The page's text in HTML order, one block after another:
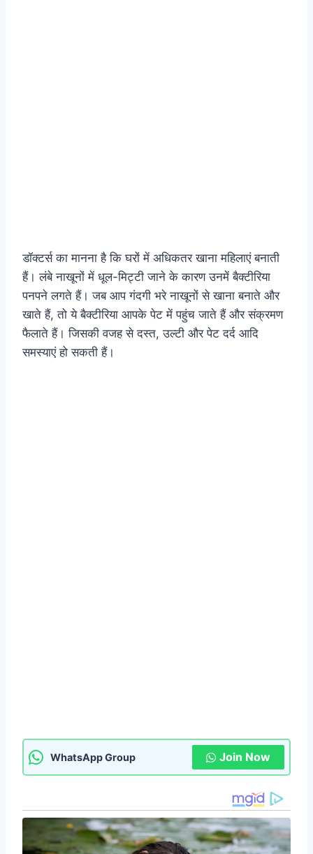
डॉक्टर्स का मानना है कि घरों में अधिकतर खाना महिलाएं बनाती
हैं। लंबे नाखूनों में धूल-मिट्टी जाने के कारण उनमें बैक्टीरिया
पनपने लगते हैं। जब आप गंदगी भरे नाखूनों से खाना बनाते और
खाते हैं, तो ये बैक्टीरिया आपके पेट में पहुंच जाते हैं और संक्रमण
फैलाते हैं। जिसकी वजह से दस्त, उल्टी और पेट दर्द आदि
समस्याएं हो सकती हैं।
WhatsApp Group Join Now